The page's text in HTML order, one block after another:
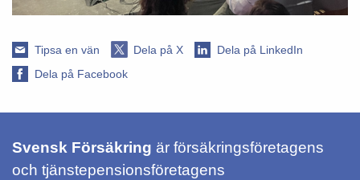
Tipsa en vän Dela på X
Dela på LinkedIn
Dela på Facebook
Svensk Försäkring är försäkringsföretagens
och tjänstepensionsföretagens